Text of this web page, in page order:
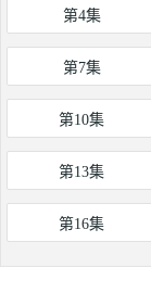
第4集
第7集
第10集
第13集
第16集